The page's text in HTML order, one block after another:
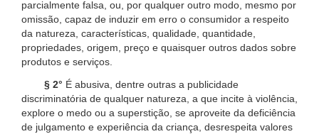
parcialmente falsa, ou, por qualquer outro modo, mesmo por
omissão, capaz de induzir em erro o consumidor a respeito
da natureza, características, qualidade, quantidade,
propriedades, origem, preço e quaisquer outros dados sobre
produtos e serviços.
§ 2° É abusiva, dentre outras a publicidade
discriminatória de qualquer natureza, a que incite à violência,
explore o medo ou a superstição, se aproveite da deficiência
de julgamento e experiência da criança, desrespeita valores